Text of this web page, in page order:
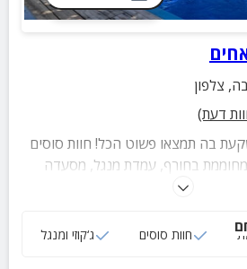
, צלפון
דעת)
בה תמצאו פשוט הכל! חוות סוסים
בחורף, עמדת מנגל, מסעדה
קסומות עם ג'קוזי בחדרי השינה
חוות סוסים ג‘קוזי ומנגל